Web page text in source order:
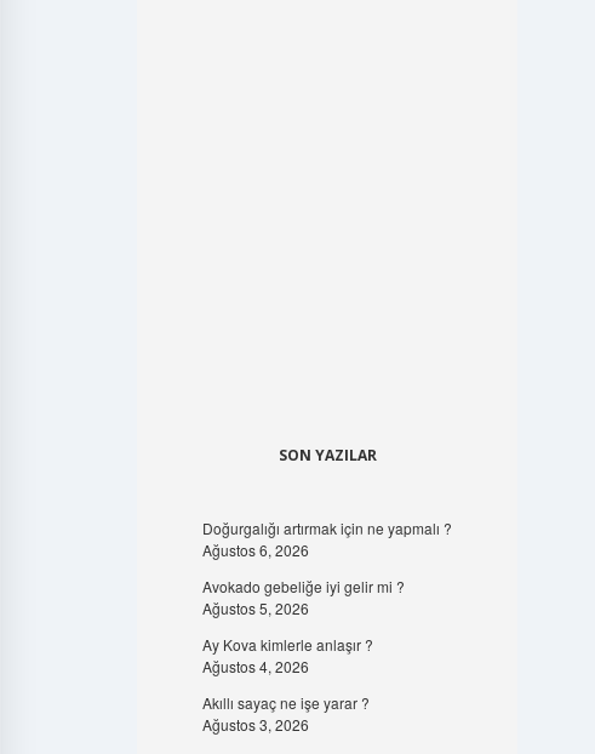
SON YAZILAR
Doğurgalığı artırmak için ne yapmalı ?
Ağustos 6, 2026
Avokado gebeliğe iyi gelir mi ?
Ağustos 5, 2026
Ay Kova kimlerle anlaşır ?
Ağustos 4, 2026
Akıllı sayaç ne işe yarar ?
Ağustos 3, 2026